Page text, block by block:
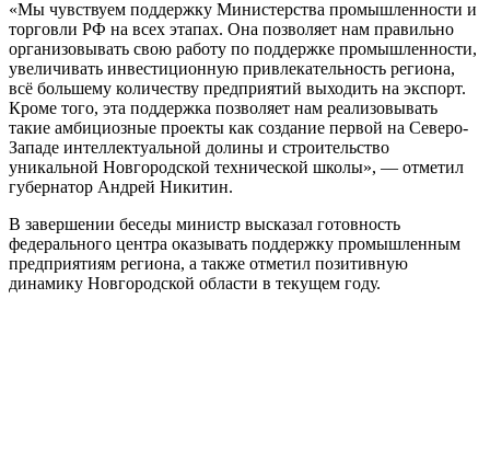
«Мы чувствуем поддержку Министерства промышленности и
торговли РФ на всех этапах. Она позволяет нам правильно
организовывать свою работу по поддержке промышленности,
увеличивать инвестиционную привлекательность региона,
всё большему количеству предприятий выходить на экспорт.
Кроме того, эта поддержка позволяет нам реализовывать
такие амбициозные проекты как создание первой на Северо-
Западе интеллектуальной долины и строительство
уникальной Новгородской технической школы», — отметил
губернатор Андрей Никитин.
В завершении беседы министр высказал готовность
федерального центра оказывать поддержку промышленным
предприятиям региона, а также отметил позитивную
динамику Новгородской области в текущем году.